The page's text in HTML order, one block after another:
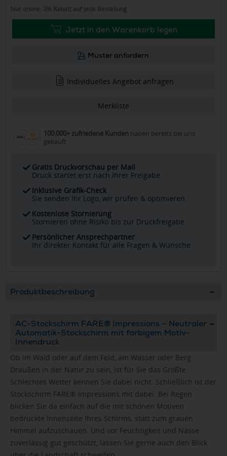
Nur online: 3% Rabatt auf jede Bestellung
Jetzt in den Warenkorb legen
Muster anfordern
Individuelles Angebot anfragen
Merkliste
100.000+ zufriedene Kunden haben bereits bei uns
gekauft
Gratis Druckvorschau per Mail
Druck startet erst nach Ihrer Freigabe
Inklusive Grafik-Check
Sie senden Ihr Logo, wir prüfen & optimieren
Kostenlose Stornierung
Stornieren ohne Risiko bis zur Druckfreigabe
Persönlicher Ansprechpartner
Ihr direkter Kontakt für alle Fragen & Wünsche
Produktbeschreibung
AC-Stockschirm FARE® Impressions – Neutraler
Automatik-Stockschirm mit farbigem Motiv-
Innendruck
Ob im Wald oder auf dem Feld, am Wasser oder Berg:
Draußen in der Natur zu sein, ist für Sie das Größte.
Schlechtes Wetter kennen Sie dabei nicht. Schließlich ist der
Stockschirm FARE® Impressions mit dabei. Bei Regen
blicken Sie da einfach auf die mit schönen Motiven
bedruckte Innenseite Ihres Schirms, statt zum grauen
Himmel aufzuschauen. Und vor Feuchtigkeit und Nässe
zuverlässig gut geschützt, lassen Sie gerne auch den Blick